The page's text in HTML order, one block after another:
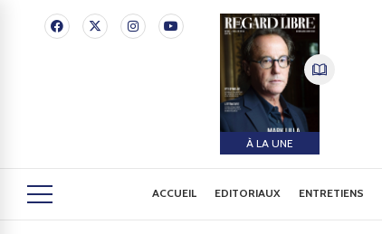
À LA UNE
ACCUEIL EDITORIAUX ENTRETIENS